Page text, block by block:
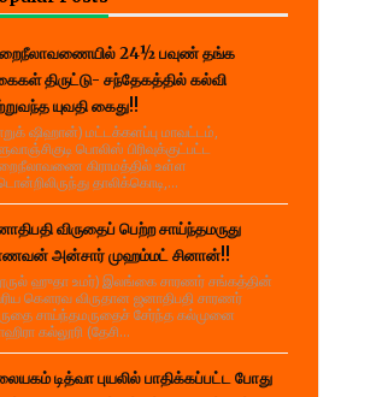
24½ பவுண் தங்க
திருட்டு- சந்தேகத்தில் கல்வி
யுவதி கைது!!
ஷிஹான்) மட்டக்களப்பு மாவட்டம்,
பொலிஸ் பிரிவுக்குட்பட்ட
கிராமத்தில் உள்ள
தாலிக்கொடி,...
விருதைப் பெற்ற சாய்ந்தமருது
அன்சார் முஹம்மட் சினான்!!
ஹுதா உமர்) இலங்கை சாரணர் சங்கத்தின்
கௌரவ விருதான ஜனாதிபதி சாரணர்
சாய்ந்தமருதைச் சேர்ந்த கல்முனை
கல்லூரி (தேசி...
டித்வா புயலில் பாதிக்கப்பட்ட போது